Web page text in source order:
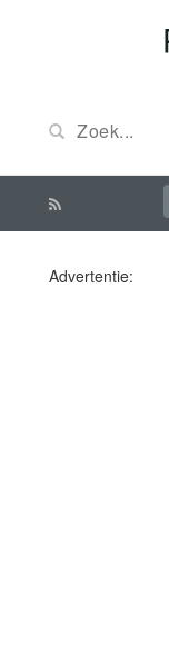
Advertentie: